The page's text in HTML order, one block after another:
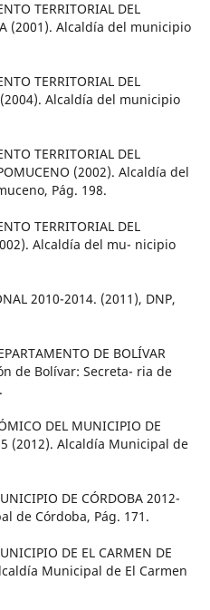
TERRITORIAL DEL
(2001). Alcaldía del municipio
TERRITORIAL DEL
(2004). Alcaldía del municipio
TERRITORIAL DEL
(2002). Alcaldía del
Pág. 198.
TERRITORIAL DEL
Alcaldía del mu- nicipio
2010-2014. (2011), DNP,
DE BOLÍVAR
de Bolívar: Secreta- ria de
DEL MUNICIPIO DE
(2012). Alcaldía Municipal de
DE CÓRDOBA 2012-
de Córdoba, Pág. 171.
DE EL CARMEN DE
Municipal de El Carmen